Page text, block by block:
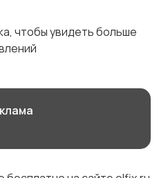
чтобы увидеть больше